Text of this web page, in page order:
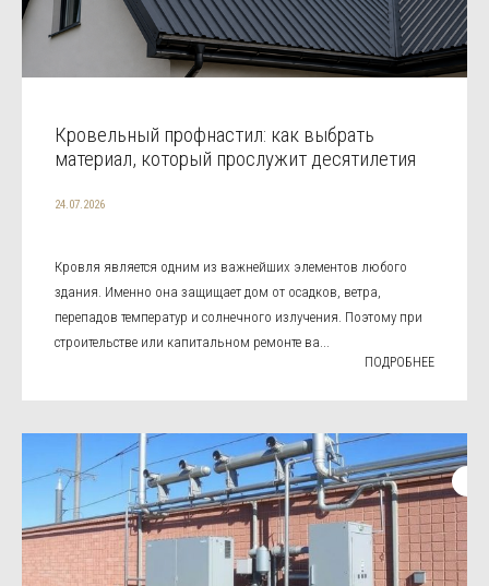
Кровельный профнастил: как выбрать
материал, который прослужит десятилетия
24.07.2026
Кровля является одним из важнейших элементов любого
здания. Именно она защищает дом от осадков, ветра,
перепадов температур и солнечного излучения. Поэтому при
строительстве или капитальном ремонте ва...
ПОДРОБНЕЕ